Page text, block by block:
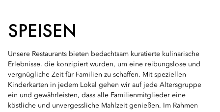
SPEISEN
Unsere Restaurants bieten bedachtsam kuratierte kulinarische
Erlebnisse, die konzipiert wurden, um eine reibungslose und
vergnügliche Zeit für Familien zu schaffen. Mit speziellen
Kinderkarten in jedem Lokal gehen wir auf jede Altersgruppe
ein und gewährleisten, dass alle Familienmitglieder eine
köstliche und unvergessliche Mahlzeit genießen. Im Rahmen